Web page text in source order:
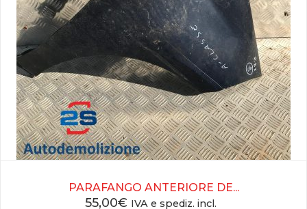
PARAFANGO ANTERIORE DE...
55,00€ IVA e spediz. incl.